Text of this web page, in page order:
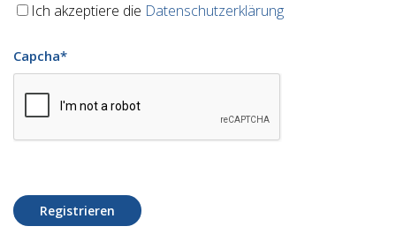
Ich akzeptiere die Datenschutzerklärung
Capcha*
Registrieren